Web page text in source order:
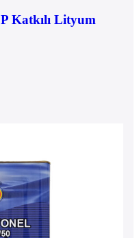
Katkılı Lityum